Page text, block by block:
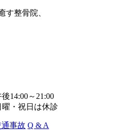
す整骨院、
14:00～21:00
曜・祝日は休診
事故 Q & A